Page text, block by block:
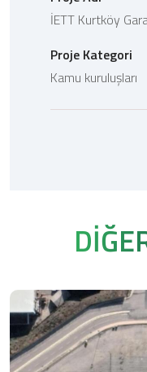
İETT Kurtköy
Proje Kategori
Kamu kuruluşları